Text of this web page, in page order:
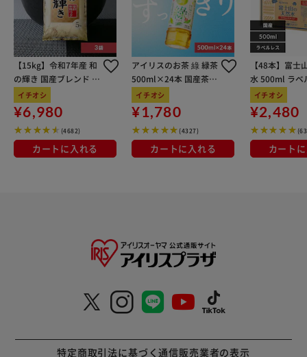
【15kg】令和7年産 和
の輝き 国産ブレンド 5
kg×3袋
イチオシ
¥6,980
(4682)
カートに入れる
アイリスのお茶 綠 緑茶
500ml×24本 国産茶葉
100％使用
イチオシ
¥1,780
(4327)
カートに入れる
【48本】富士
水 500ml ラベ
イチオシ
¥2,480
カート
特定商取引法に基づく通信販売業者の表示